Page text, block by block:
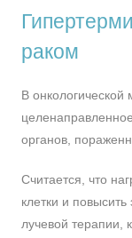
раком
В
органов,
Считается, что
клетки и
лучевой терапии,